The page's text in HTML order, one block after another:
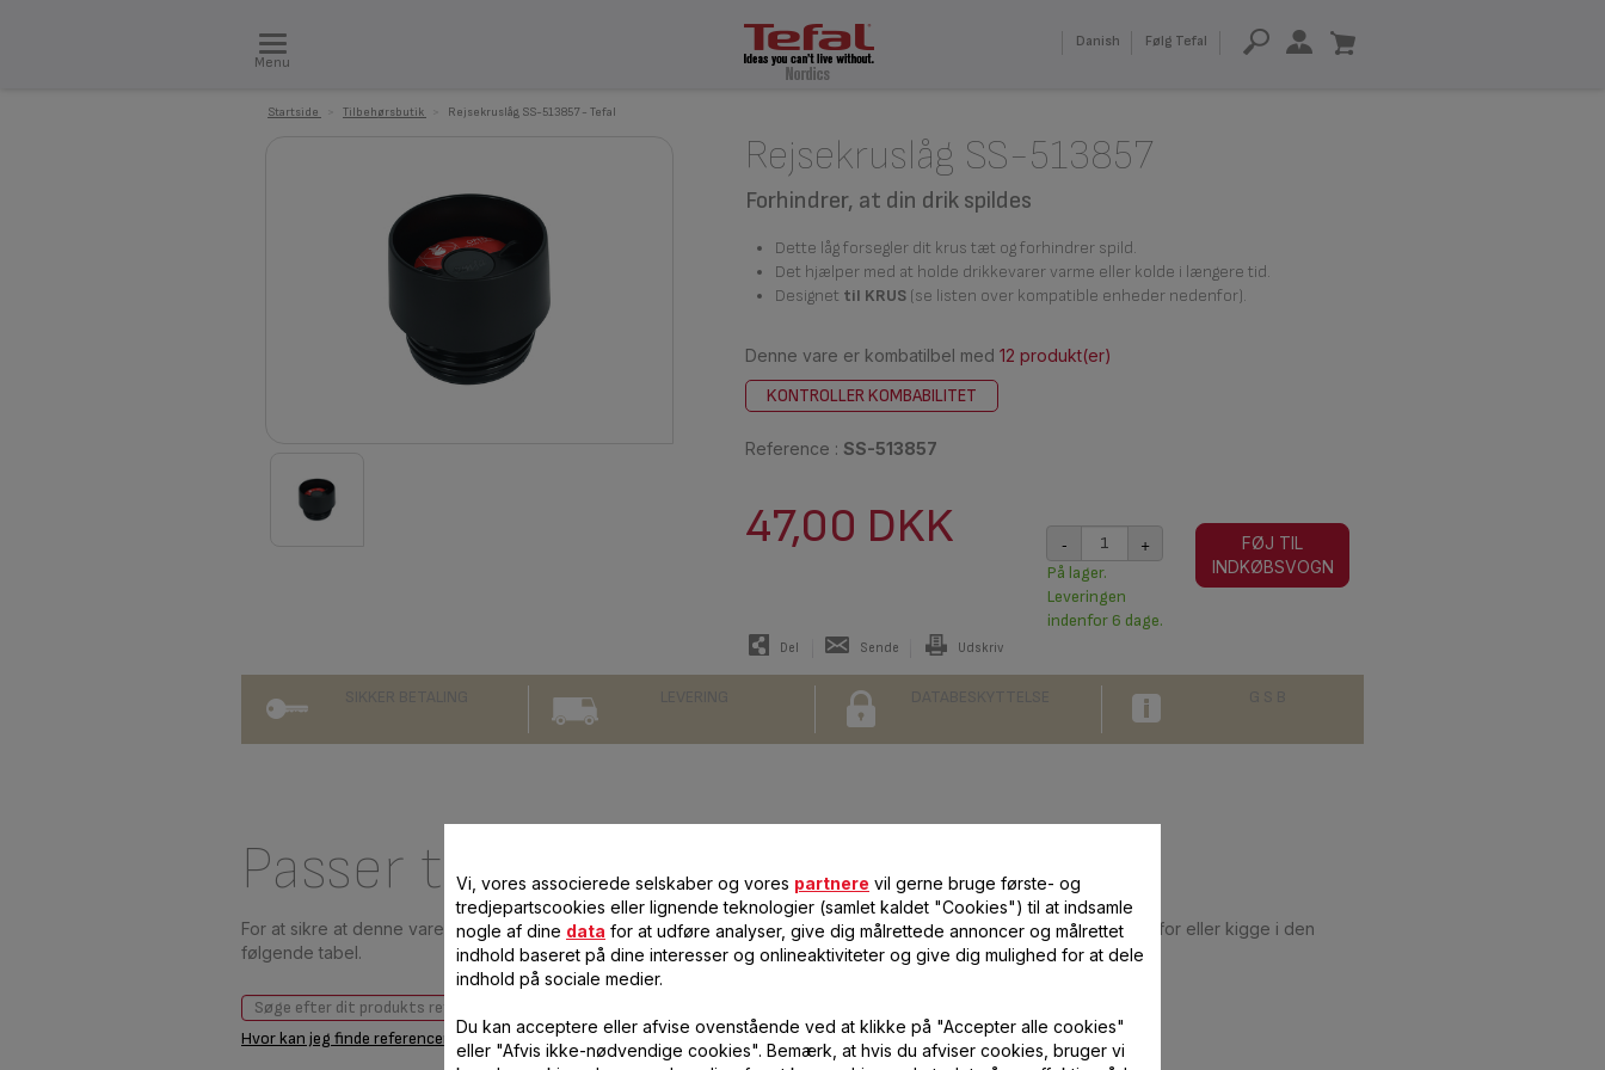
Menu
Danish Følg Tefal
Startside Tilbehørsbutik Rejsekruslåg SS-513857 - Tefal
Rejsekruslåg SS-513857
Forhindrer, at din drik spildes
Dette låg forsegler dit krus tæt og forhindrer spild.
Det hjælper med at holde drikkevarer varme eller kolde i længere tid.
Designet til KRUS(se listen over kompatible enheder nedenfor).
Denne vare er kombatilbel med 12 produkt(er)
KONTROLLER KOMBABILITET
Reference : SS-513857
47,00 DKK - +
På lager.
Leveringen
indenfor 6 dage.
FØJ TIL
INDKØBSVOGN
Del Sende Udskriv
Passer til 12 produkt(er)
For at sikre at denne vare er kombatibel med dit produkt, bedes du angive produktets reference i søgefeltet nedenfor eller kigge i den
følgende tabel.
Hvor kan jeg finde referencen?
Vi, vores associerede selskaber og vores partnere vil gerne bruge første- og
tredjepartscookies eller lignende teknologier (samlet kaldet "Cookies") til at indsamle
nogle af dine data for at udføre analyser, give dig målrettede annoncer og målrettet
indhold baseret på dine interesser og onlineaktiviteter og give dig mulighed for at dele
indhold på sociale medier.
Du kan acceptere eller afvise ovenstående ved at klikke på "Accepter alle cookies"
eller "Afvis ikke-nødvendige cookies". Bemærk, at hvis du afviser cookies, bruger vi